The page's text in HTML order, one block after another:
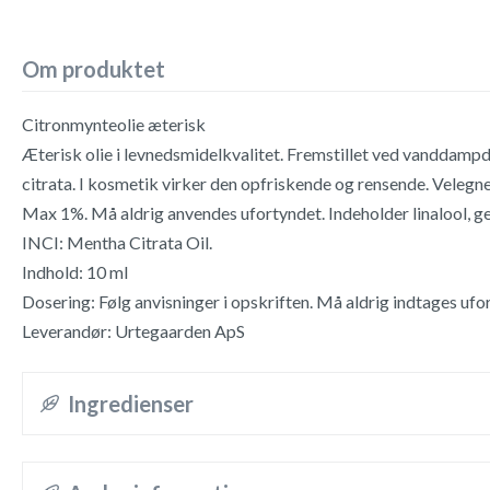
Om produktet
Citronmynteolie æterisk
Æterisk olie i levnedsmidelkvalitet. Fremstillet ved
citrata. I kosmetik virker den opfriskende og rensende.
Max 1%. Må aldrig anvendes ufortyndet. Indeholder linalool,
INCI: Mentha Citrata Oil.
Indhold: 10 ml
Dosering: Følg anvisninger i opskriften. Må aldrig indtages
Leverandør: Urtegaarden ApS
Ingredienser